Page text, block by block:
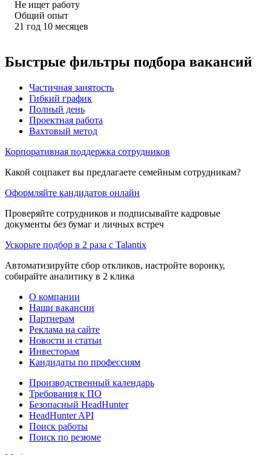
Не ищет работу
Общий опыт
21 год 10 месяцев
Быстрые фильтры подбора вакансий
Частичная занятость
Гибкий график
Полный день
Проектная работа
Вахтовый метод
Корпоративная поддержка сотрудников
Какой соцпакет вы предлагаете семейным сотрудникам?
Оформляйте кандидатов онлайн
Проверяйте сотрудников и подписывайте кадровые
документы без бумаг и личных встреч
Ускорьте подбор в 2 раза с Talantix
Автоматизируйте сбор откликов, настройте воронку,
собирайте аналитику в 2 клика
О компании
Наши вакансии
Партнерам
Реклама на сайте
Новости и статьи
Инвесторам
Кандидаты по профессиям
Производственный календарь
Требования к ПО
Безопасный HeadHunter
HeadHunter API
Поиск работы
Поиск по резюме